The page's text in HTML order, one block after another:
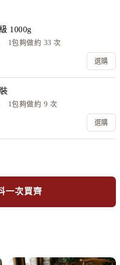
1000g
1包夠做約 33 次
選購
1包夠做約 9 次
選購
一次買齊